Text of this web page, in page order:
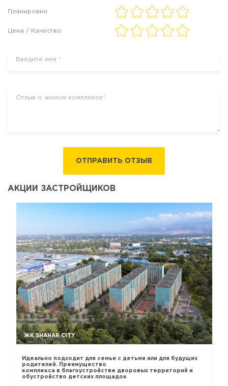
Планировки
Цена / Качество
ОТПРАВИТЬ ОТЗЫВ
АКЦИИ ЗАСТРОЙЩИКОВ
ЖК SHAHAR CITY
Идеально подходит для семьи с детьми или для будущих
родителей. Преимущество
комплекса в благоустройстве дворовых территорий и
обустройство детских площадок